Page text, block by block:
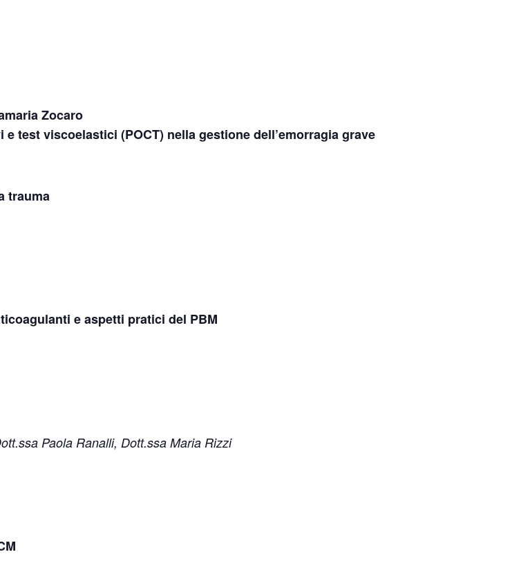
Zocaro
test viscoelastici (POCT) nella gestione dell’emorragia grave
trauma
e aspetti pratici del PBM
Paola Ranalli, Dott.ssa Maria Rizzi